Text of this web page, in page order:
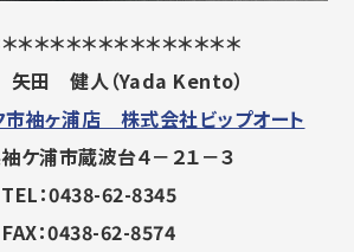
＊＊＊＊＊＊＊＊＊＊＊＊＊＊
田 健人（Yada Kento）
市袖ヶ浦店 株式会社ビップオート
ケ浦市蔵波台４－２１－３
TEL：0438-62-8345
FAX：0438-62-8574